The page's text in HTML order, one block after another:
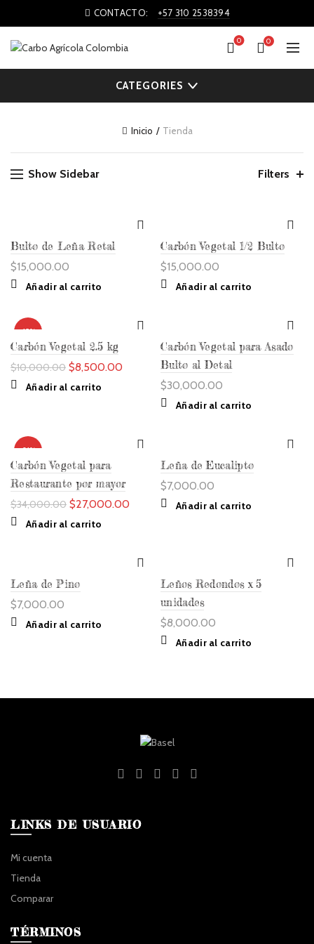
CONTACTO: +57 310 2538394
0 0
CATEGORIES
Inicio Tienda
Show Sidebar Filters
Bulto de Leña Retal
$15,000.00
Añadir al carrito
Carbón Vegetal 1/2 Bulto
$15,000.00
Añadir al carrito
-15%
Carbón Vegetal 2.5 kg
$10,000.00 El
original
$8,500.00El
Añadir al carrito
Carbón Vegetal para Asado
Bulto al Detal
$30,000.00
Añadir al carrito
-21%
Carbón Vegetal para
Restaurante por mayor
$34,000.00 El
original
$27,000.00El
$27,000.00.
Añadir al carrito
Leña de Eucalipto
$7,000.00
Añadir al carrito
Leña de Pino
$7,000.00
Añadir al carrito
Leños Redondos x 5
unidades
$8,000.00
Añadir al carrito
LINKS DE USUARIO
Mi cuenta
Tienda
Comparar
TÉRMINOS